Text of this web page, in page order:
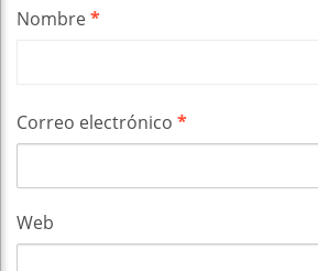
Nombre*
Correo electrónico *
Web